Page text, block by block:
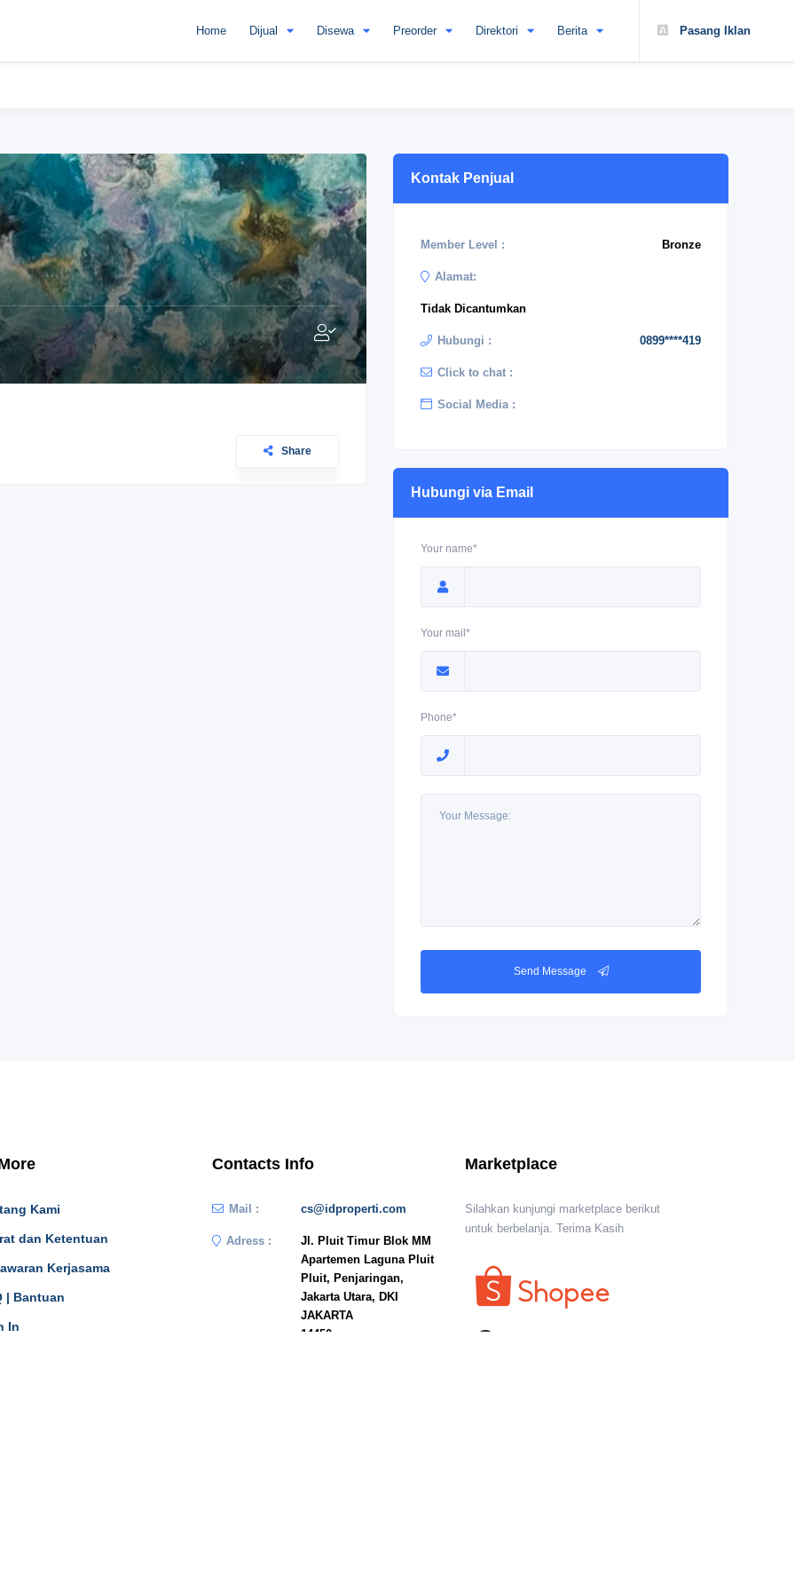
Pasang Iklan
Home Dijual Disewa Preorder Direktori Berita
Share
Kontak Penjual
Member Level : Bronze
Alamat:
Tidak Dicantumkan
Hubungi : 0899****419
Click to chat :
Social Media :
Hubungi via Email
Your name*
Your mail*
Phone*
Send Message
Kami
dan Ketentuan
Kerjasama
| Bantuan
In
Contacts Info
Mail : cs@idproperti.com
Adress :
Jl. Pluit Timur Blok MM
Apartemen Laguna Pluit
Pluit, Penjaringan,
Jakarta Utara, DKI
JAKARTA
14450
Marketplace
Silahkan kunjungi marketplace berikut
untuk berbelanja. Terima Kasih